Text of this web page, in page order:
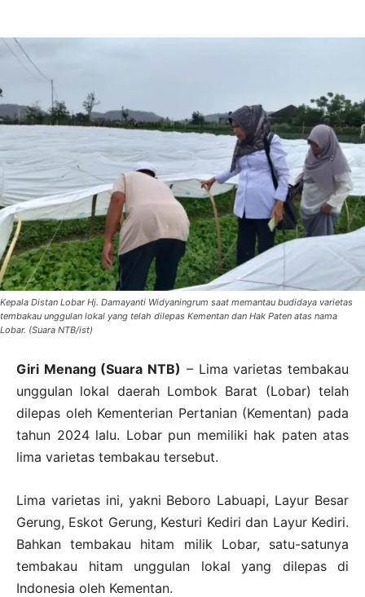
Kepala Distan Lobar Hj. Damayanti Widyaningrum saat memantau budidaya varietas
tembakau unggulan lokal yang telah dilepas Kementan dan Hak Paten atas nama
Lobar. (Suara NTB/ist)
Giri Menang (Suara NTB) – Lima varietas tembakau
unggulan lokal daerah Lombok Barat (Lobar) telah
dilepas oleh Kementerian Pertanian (Kementan) pada
tahun 2024 lalu. Lobar pun memiliki hak paten atas
lima varietas tembakau tersebut.
Lima varietas ini, yakni Beboro Labuapi, Layur Besar
Gerung, Eskot Gerung, Kesturi Kediri dan Layur Kediri.
Bahkan tembakau hitam milik Lobar, satu-satunya
tembakau hitam unggulan lokal yang dilepas di
Indonesia oleh Kementan.